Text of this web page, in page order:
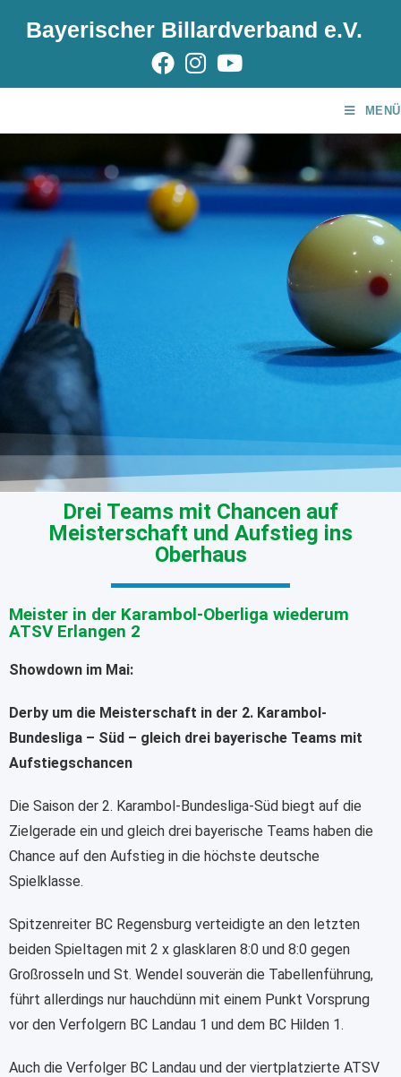
Bayerischer Billardverband e.V.
MENÜ
Drei Teams mit Chancen auf
Meisterschaft und Aufstieg ins
Oberhaus
Meister in der Karambol-Oberliga wiederum
ATSV Erlangen 2
Showdown im Mai:
Derby um die Meisterschaft in der 2. Karambol-
Bundesliga – Süd – gleich drei bayerische Teams mit
Aufstiegschancen
Die Saison der 2. Karambol-Bundesliga-Süd biegt auf die
Zielgerade ein und gleich drei bayerische Teams haben die
Chance auf den Aufstieg in die höchste deutsche
Spielklasse.
Spitzenreiter BC Regensburg verteidigte an den letzten
beiden Spieltagen mit 2 x glasklaren 8:0 und 8:0 gegen
Großrosseln und St. Wendel souverän die Tabellenführung,
führt allerdings nur hauchdünn mit einem Punkt Vorsprung
vor den Verfolgern BC Landau 1 und dem BC Hilden 1.
Auch die Verfolger BC Landau und der viertplatzierte ATSV